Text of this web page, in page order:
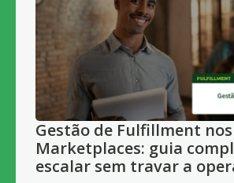
Gestão de Fulfillment nos
Marketplaces: guia
escalar sem travar a